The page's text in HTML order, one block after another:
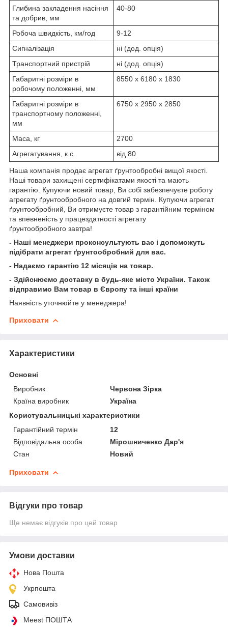
Глибина закладення насіння
та добрив, мм
40-80
Робоча швидкість, км/год
9-12
Сигналізація
ні (дод. опція)
Транспортний пристрій
ні (дод. опція)
Габаритні розміри в
робочому положенні, мм
8550 x 6180 x 1830
Габаритні розміри в
транспортному положенні,
мм
6750 x 2950 x 2850
Маса, кг
2700
Агрегатування, к.с.
від 80
Наша компанія продає агрегат ґрунтообробні вищої якості.
Наші товари захищені сертифікатами якості та мають
гарантію. Купуючи новий товар, Ви собі забезпечуєте роботу
агрегату ґрунтообробного на довгий термін. Купуючи агрегат
ґрунтообробний, Ви отримуєте товар з гарантійним терміном
та впевненість у працездатності агрегату
ґрунтообробного завтра!
- Наші менеджери проконсультують вас і допоможуть
підібрати агрегат ґрунтообробний для вас.
- Надаємо гарантію 12 місяців на товар.
- Здійснюємо доставку в будь-яке місто України. Також
відправимо Вам товар в Європу та інші країни
Наявність уточнюйте у менеджера!
Приховати
Характеристики
Основні
Виробник
Червона Зірка
Країна виробник
Україна
Користувальницькі характеристики
Гарантійний термін
12
Відповідальна особа
Мірошниченко Дар'я
Стан
Новий
Приховати
Відгуки про товар
Ще немає відгуків про цей товар
Умови доставки
Нова Пошта
Укрпошта
Самовивіз
Meest ПОШТА